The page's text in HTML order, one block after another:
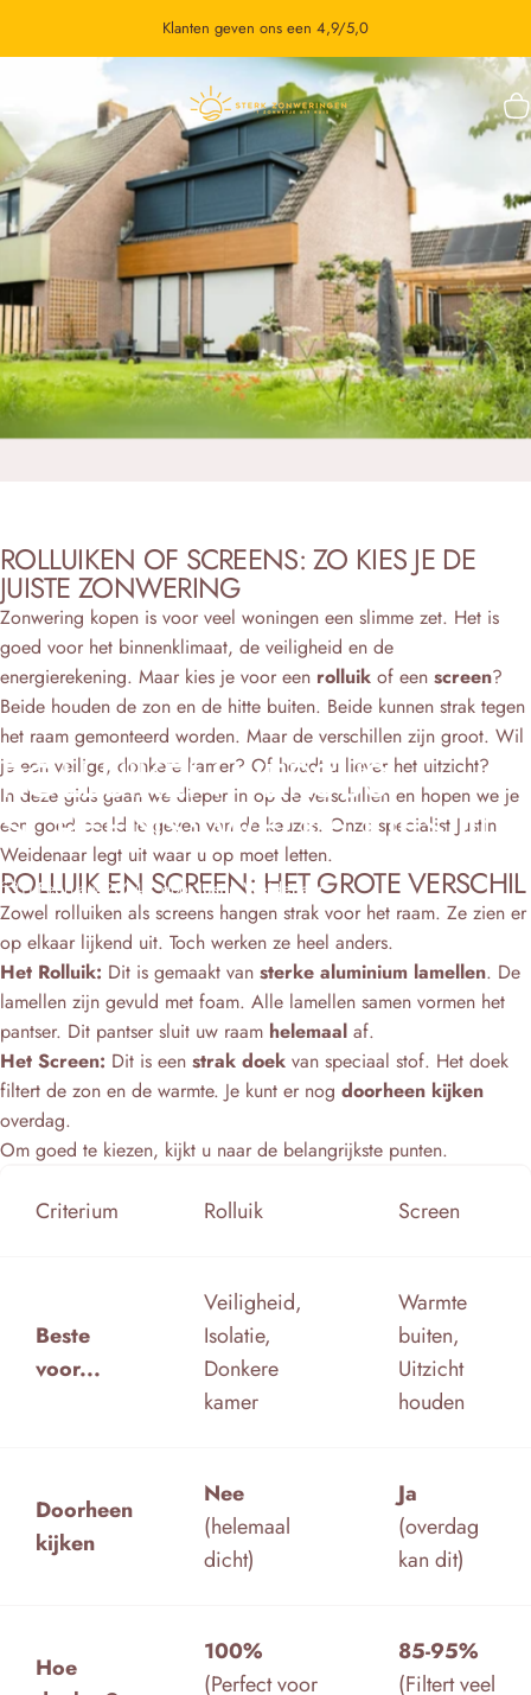
Klanten geven ons een 4,9/5,0
Site navigatie STERK Zonweringen
ROLLUIKENVERSUS
SCREENS:WELKEKIESJIJ?
11 February 2024 doorJustin Weidenaar
ROLLUIKEN OF SCREENS: ZO KIES JE DE
JUISTE ZONWERING
Zonwering kopen is voor veel woningen een slimme zet. Het is
goed voor het binnenklimaat, de veiligheid en de
energierekening. Maar kies je voor een rolluik of een screen?
Beide houden de zon en de hitte buiten. Beide kunnen strak tegen
het raam gemonteerd worden. Maar de verschillen zijn groot. Wil
je een veilige, donkere kamer? Of houdt u liever het uitzicht?
In deze gids gaan we dieper in op de verschillen en hopen we je
een goed beeld te geven van de keuzes. Onze specialist Justin
Weidenaar legt uit waar u op moet letten.
ROLLUIK EN SCREEN: HET GROTE VERSCHIL
Zowel rolluiken als screens hangen strak voor het raam. Ze zien er
op elkaar lijkend uit. Toch werken ze heel anders.
Het Rolluik: Dit is gemaakt van sterke aluminium lamellen. De
lamellen zijn gevuld met foam. Alle lamellen samen vormen het
pantser. Dit pantser sluit uw raam helemaal af.
Het Screen: Dit is een strak doek van speciaal stof. Het doek
filtert de zon en de warmte. Je kunt er nog doorheen kijken
overdag.
Om goed te kiezen, kijkt u naar de belangrijkste punten.
Criterium Rolluik Screen
Beste
voor...
Veiligheid,
Isolatie,
Donkere
kamer
Warmte
buiten,
Uitzicht
houden
Doorheen
kijken
Nee
(helemaal
dicht)
Ja
(overdag
kan dit)
Hoe
100%
(Perfect voor
85-95%
(Filtert veel